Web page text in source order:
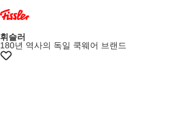
+28% 쿠폰
휘슬러
180년 역사의 독일 쿡웨어 브랜드